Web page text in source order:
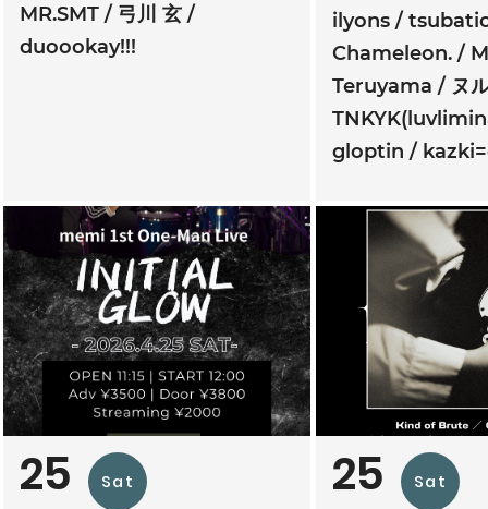
MR.SMT
弓川 玄
duoookay!!!
ilyons
Chameleon.
Teruyama
ヌ
gloptin
25 Sat 25 Sat